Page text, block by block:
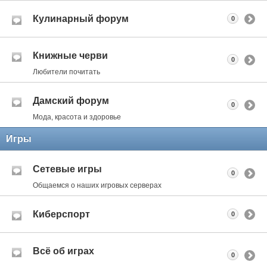
Кулинарный форум 0
Книжные черви
Любители почитать
0
Дамский форум
Мода, красота и здоровье
0
Игры
Сетевые игры
Общаемся о наших игровых серверах
0
Киберспорт 0
Всё об играх 0